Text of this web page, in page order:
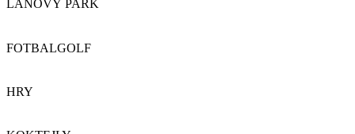
LANOVÝ PARK
FOTBALGOLF
HRY